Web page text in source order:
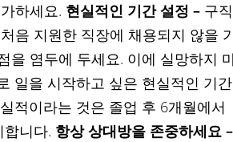
하세요. 현실적인 기간 설정 – 구직
음 지원한 직장에 채용되지 않을
을 염두에 두세요. 이에 실망하지
일을 시작하고 싶은 현실적인 기간
적이라는 것은 졸업 후 6개월에서
합니다. 항상 상대방을 존중하세요 –